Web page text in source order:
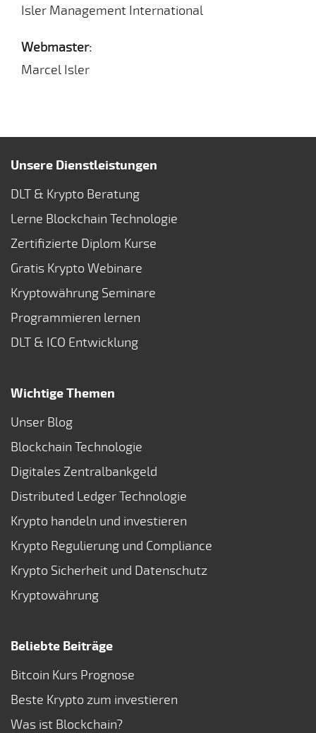
Isler Management International
Webmaster:
Marcel Isler
Unsere Dienstleistungen
DLT & Krypto Beratung
Lerne Blockchain Technologie
Zertifizierte Diplom Kurse
Gratis Krypto Webinare
Kryptowährung Seminare
Programmieren lernen
DLT & ICO Entwicklung
Wichtige Themen
Unser Blog
Blockchain Technologie
Digitales Zentralbankgeld
Distributed Ledger Technologie
Krypto handeln und investieren
Krypto Regulierung und Compliance
Krypto Sicherheit und Datenschutz
Kryptowährung
Beliebte Beiträge
Bitcoin Kurs Prognose
Beste Krypto zum investieren
Was ist Blockchain?